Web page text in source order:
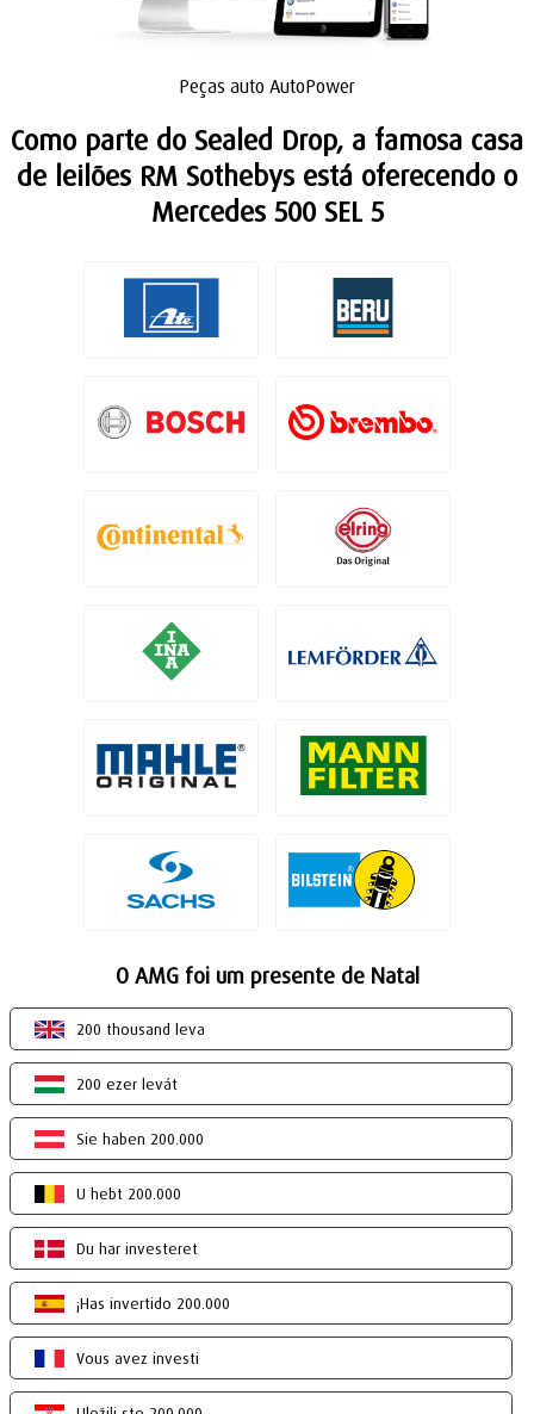
Peças auto AutoPower
Como parte do Sealed Drop, a famosa casa
de leilões RM Sothebys está oferecendo o
Mercedes 500 SEL 5
O AMG foi um presente de Natal
200 thousand leva
200 ezer levát
Sie haben 200.000
U hebt 200.000
Du har investeret
¡Has invertido 200.000
Vous avez investi